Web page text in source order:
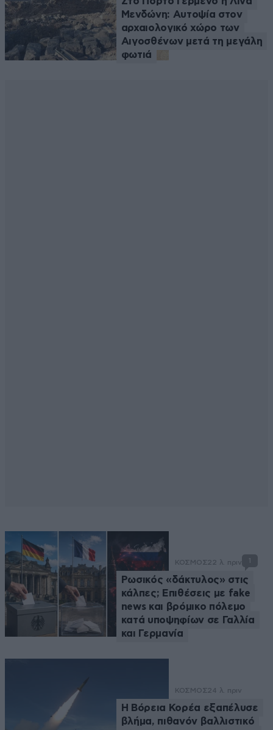
Μενδώνη: Αυτοψία στον
αρχαιολογικό χώρο των
Αιγοσθένων μετά τη μεγάλη
φωτιά
ΚΟΣΜΟΣ22 λ. πριν
Ρωσικός «δάκτυλος» στις
κάλπες; Επιθέσεις με fake
news και βρόμικο πόλεμο
κατά υποψηφίων σε Γαλλία
και Γερμανία
ΚΟΣΜΟΣ24 λ. πριν
Η Βόρεια Κορέα εξαπέλυσε
βλήμα, πιθανόν βαλλιστικό